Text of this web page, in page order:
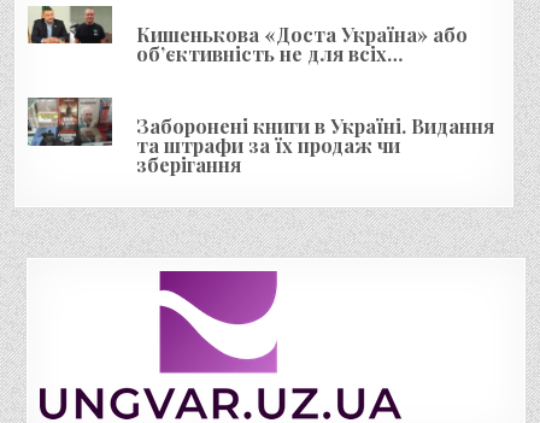
Кишенькова «Доста Україна» або
об’єктивність не для всіх…
Заборонені книги в Україні. Видання
та штрафи за їх продаж чи
зберігання